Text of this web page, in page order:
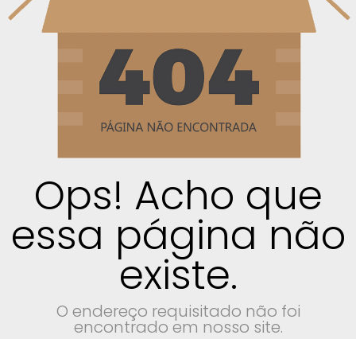
Ops! Acho que
essa página não
existe.
O endereço requisitado não foi
encontrado em nosso site.